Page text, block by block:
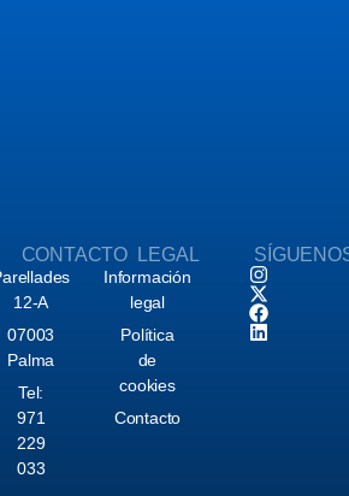
CONTACTO
12-A
07003
Palma
Tel:
971
229
033
LEGAL
Información
legal
Política
de
cookies
Contacto